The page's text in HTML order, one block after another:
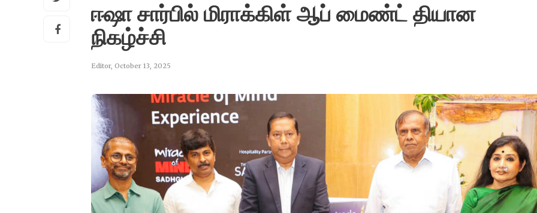
ஈஷா சார்பில் மிராக்கிள் ஆப் மைண்ட் தியான
நிகழ்ச்சி
Editor, October 13, 2025